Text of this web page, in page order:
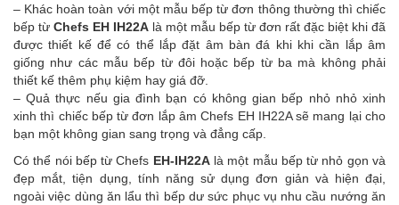
– Khác hoàn toàn với một mẫu bếp từ đơn thông thường thì chiếc
bếp từ Chefs EH IH22A là một mẫu bếp từ đơn rất đặc biệt khi đã
được thiết kế để có thể lắp đặt âm bàn đá khi khi cần lắp âm
giống như các mẫu bếp từ đôi hoặc bếp từ ba mà không phải
thiết kế thêm phụ kiệm hay giá đỡ.
– Quả thực nếu gia đình bạn có không gian bếp nhỏ nhỏ xinh
xinh thì chiếc bếp từ đơn lắp âmChefs EH IH22Asẽ mang lại cho
bạn một không gian sang trọng và đẳng cấp.
Có thể nói bếp từ Chefs EH-IH22Alà một mẫu bếp từ nhỏ gọn và
đẹp mắt, tiện dụng, tính năng sử dụng đơn giản và hiện đại,
ngoài việc dùng ăn lẩu thì bếp dư sức phục vụ nhu cầu nướng ăn